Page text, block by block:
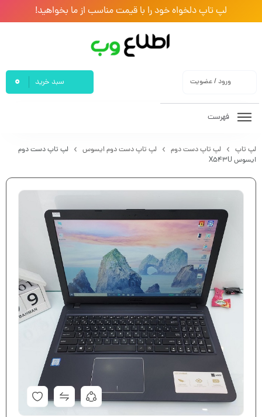
لپ تاپ دلخواه خود را با قیمت مناسب از ما بخواهید!
ورود / عضویت سبد خرید 0
فهرست
لپ تاپ لپ تاپ دست دوم لپ تاپ دست دوم ایسوس
لپ تاپ دست دوم
ایسوس X543U